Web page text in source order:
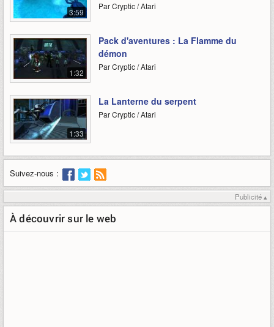
3:59
Par Cryptic / Atari
1:32
Pack d'aventures : La Flamme du
démon
Par Cryptic / Atari
1:33
La Lanterne du serpent
Par Cryptic / Atari
Suivez-nous :
Publicité ▴
À découvrir sur le web